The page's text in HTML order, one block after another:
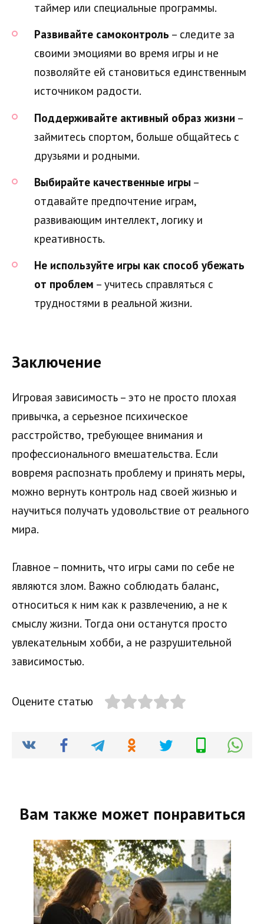
таймер или специальные программы.
Развивайте самоконтроль – следите за
своими эмоциями во время игры и не
позволяйте ей становиться единственным
источником радости.
Поддерживайте активный образ жизни –
займитесь спортом, больше общайтесь с
друзьями и родными.
Выбирайте качественные игры –
отдавайте предпочтение играм,
развивающим интеллект, логику и
креативность.
Не используйте игры как способ убежать
от проблем – учитесь справляться с
трудностями в реальной жизни.
Заключение
Игровая зависимость – это не просто плохая
привычка, а серьезное психическое
расстройство, требующее внимания и
профессионального вмешательства. Если
вовремя распознать проблему и принять меры,
можно вернуть контроль над своей жизнью и
научиться получать удовольствие от реального
мира.
Главное – помнить, что игры сами по себе не
являются злом. Важно соблюдать баланс,
относиться к ним как к развлечению, а не к
смыслу жизни. Тогда они останутся просто
увлекательным хобби, а не разрушительной
зависимостью.
Оцените статью
Вам также может понравиться